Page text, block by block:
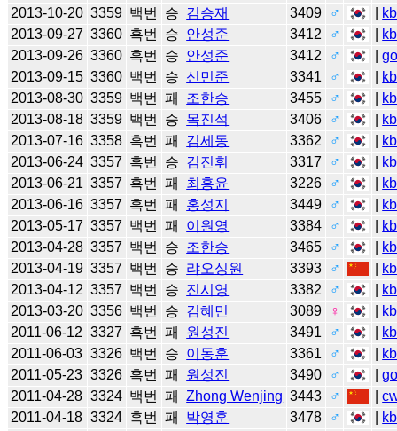
2013-10-20 3359 백번 승 김승재 3409 ♂
2013-09-27 3360 흑번 승 안성준 3412 ♂
2013-09-26 3360 흑번 승 안성준 3412 ♂ |
2013-09-15 3360 백번 승 신민준 3341 ♂
2013-08-30 3359 백번 패 조한승 3455 ♂
2013-08-18 3359 백번 승 목진석 3406 ♂
2013-07-16 3358 흑번 패 김세동 3362 ♂
2013-06-24 3357 흑번 승 김진휘 3317 ♂
2013-06-21 3357 흑번 패 최홍윤 3226 ♂
2013-06-16 3357 흑번 패 홍성지 3449 ♂
2013-05-17 3357 백번 패 이원영 3384 ♂
2013-04-28 3357 백번 승 조한승 3465 ♂
2013-04-19 3357 백번 승 랴오싱원 3393 ♂
2013-04-12 3357 백번 승 진시영 3382 ♂
2013-03-20 3356 백번 승 김혜민 3089 ♀
2011-06-12 3327 흑번 패 원성진 3491 ♂
2011-06-03 3326 백번 승 이동훈 3361 ♂
2011-05-23 3326 흑번 패 원성진 3490 ♂ |
2011-04-28 3324 백번 패 Zhong Wenjing 3443 ♂ |
2011-04-18 3324 흑번 패 박영훈 3478 ♂